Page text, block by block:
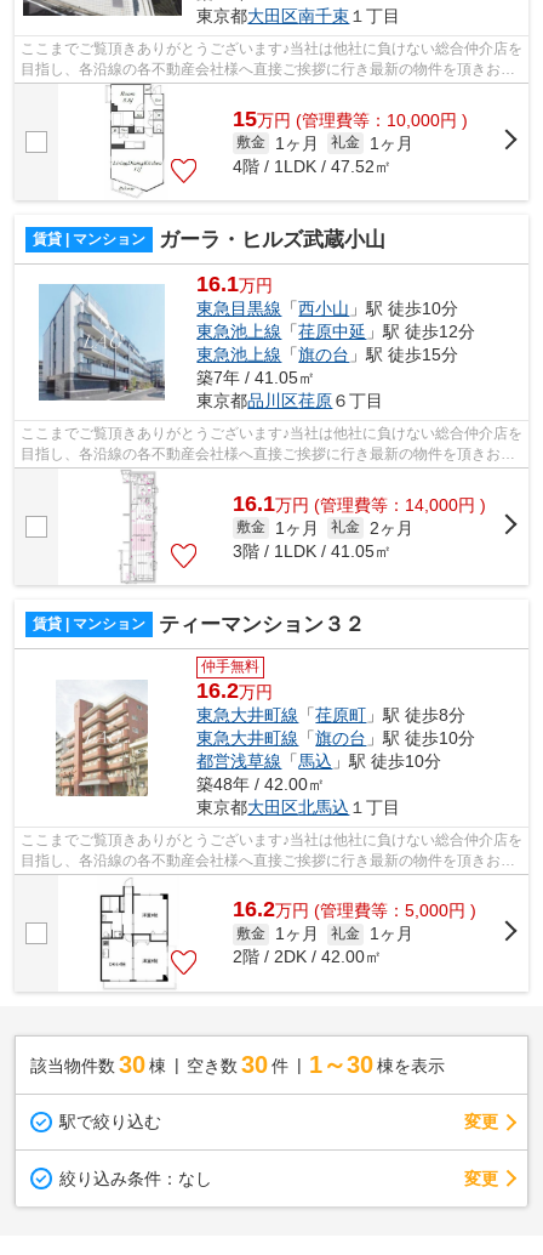
東京都大田区南千束１丁目
ここまでご覧頂きありがとうございます♪当社は他社に負けない総合仲介店を
目指し、各沿線の各不動産会社様へ直接ご挨拶に行き最新の物件を頂きお客
様へ提供しております！最新の情報は...
15万円 (管理費等：10,000円 )
敷金 1ヶ月 礼金
1ヶ月
4階 / 1LDK / 47.52㎡
賃貸 | マンション ガーラ・ヒルズ武蔵小山
16.1万円
東急目黒線 「西小山 」駅 徒歩10分
東急池上線 「荏原中延 」駅 徒歩12分
東急池上線 「旗の台 」駅 徒歩15分
築7年 / 41.05㎡
東京都品川区荏原６丁目
ここまでご覧頂きありがとうございます♪当社は他社に負けない総合仲介店を
目指し、各沿線の各不動産会社様へ直接ご挨拶に行き最新の物件を頂きお客
様へ提供しております！最新の情報は...
16.1万円 (管理費等：14,000円 )
敷金 1ヶ月 礼金
2ヶ月
3階 / 1LDK / 41.05㎡
賃貸 | マンション ティーマンション３２
仲手無料
16.2万円
東急大井町線 「荏原町 」駅 徒歩8分
東急大井町線 「旗の台 」駅 徒歩10分
都営浅草線 「馬込 」駅 徒歩10分
築48年 / 42.00㎡
東京都大田区北馬込 １丁目
ここまでご覧頂きありがとうございます♪当社は他社に負けない総合仲介店を
目指し、各沿線の各不動産会社様へ直接ご挨拶に行き最新の物件を頂きお客
様へ提供しております！最新の情報は...
16.2万円 (管理費等：5,000円 )
敷金 1ヶ月 礼金
1ヶ月
2階 / 2DK / 42.00㎡
該当物件数 30棟 空き数 30 件 1～30 棟を表示
駅で絞り込む 変更
絞り込み条件： なし 変更